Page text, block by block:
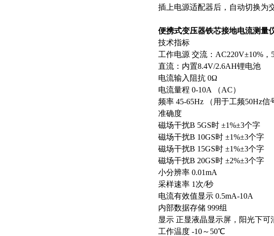
插上电源适配器后，自动切换为
便携式变压器铁芯接地电流测量
技术指标
工作电源 交流：AC220V±10%，
直流：内置8.4V/2.6AH锂电池
电流输入阻抗 0Ω
电流量程 0-10A （AC）
频率 45-65Hz （用于工频50Hz信
准确度
磁场干扰B 5GS时 ±1%±3个字
磁场干扰B 10GS时 ±1%±3个字
磁场干扰B 15GS时 ±1%±3个字
磁场干扰B 20GS时 ±2%±3个字
小分辨率 0.01mA
采样速率 1次/秒
电流有效值显示 0.5mA-10A
内部数据存储 999组
显示 正显液晶显示屏，阳光下可
工作温度 -10～50℃